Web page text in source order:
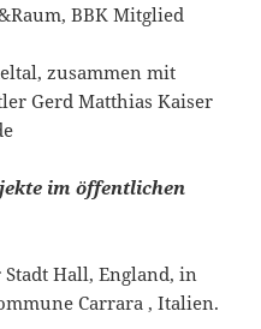
BBK Mitglied
zusammen mit
Gerd Matthias Kaiser
im öffentlichen
Hall, England, in
Carrara , Italien.